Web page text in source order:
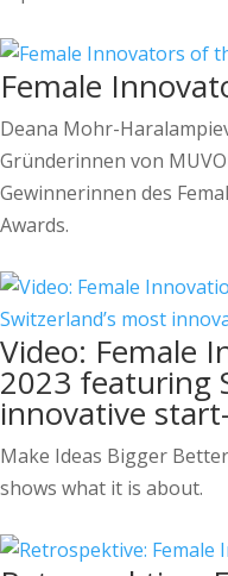
Female
Deana Mohr-
Gründerinnen von
Gewinnerinnen des
Awards.
Video: Female
2023 featuring
innovative
Make Ideas Bigger
shows what it is about.